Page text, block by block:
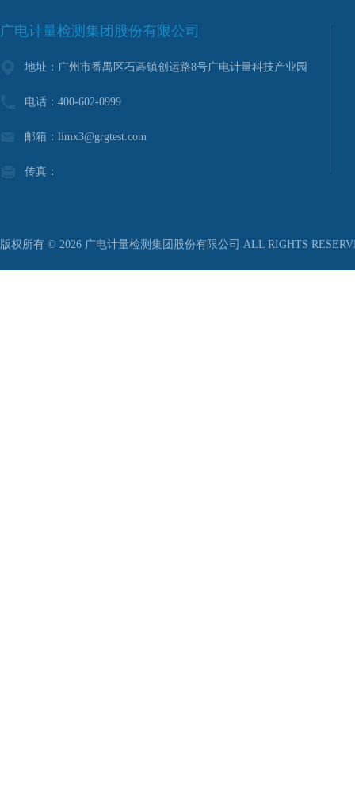
广电计量检测集团股份有限公司
地址：广州市番禺区石碁镇创运路8号广电计量科技产业园
电话：400-602-0999
邮箱：limx3@grgtest.com
传真：
版权所有 © 2026 广电计量检测集团股份有限公司 ALL RIGHTS